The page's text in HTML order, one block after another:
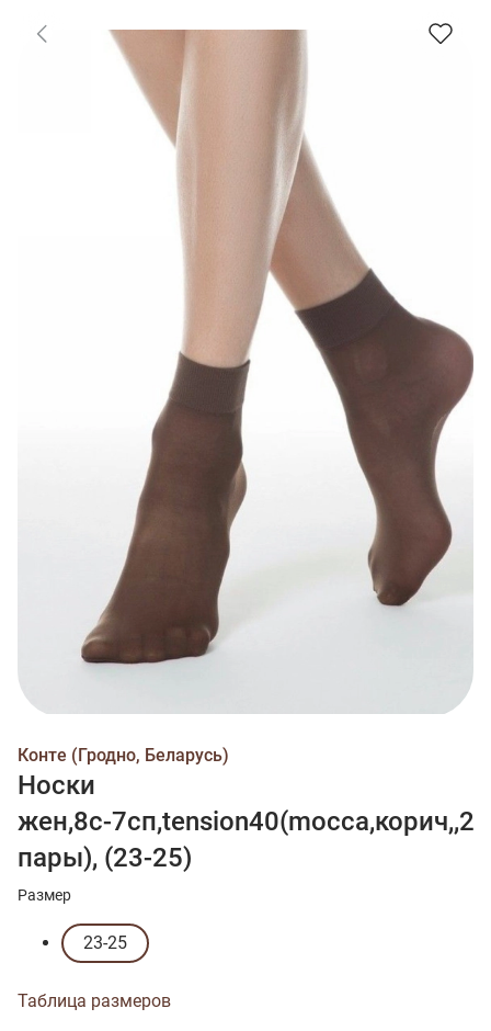
Конте (Гродно, Беларусь)
Носки
жен,8с-7сп,tension40(mocca,корич,,2
пары), (23-25)
Размер
23-25
Таблица размеров